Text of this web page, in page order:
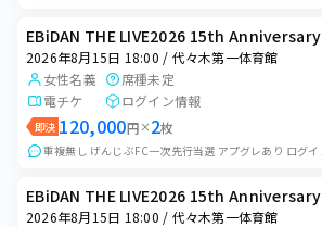
EBiDAN THE LIVE2026 15th Anniversary
2026年8月15日 18:00 / 代々木第一体育館
女性名義
席種未定
電チケ
ログイン情報
即決 120,000円 × 2枚
EBiDAN THE LIVE2026 15th Anniversary
2026年8月15日 18:00 / 代々木第一体育館